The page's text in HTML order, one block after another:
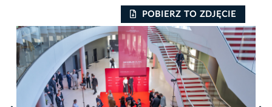
POBIERZ TO ZDJĘCIE